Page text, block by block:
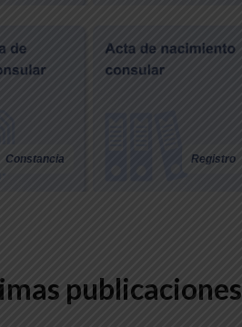
Constancia Registro
publicaciones